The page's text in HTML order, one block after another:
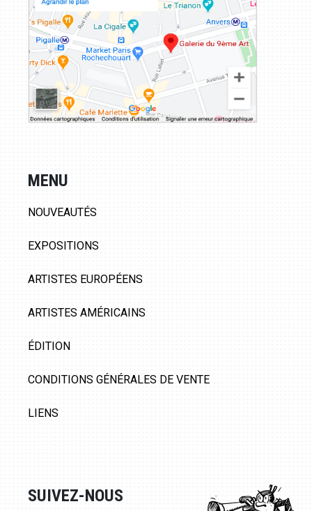
MENU
NOUVEAUTÉS
EXPOSITIONS
ARTISTES EUROPÉENS
ARTISTES AMÉRICAINS
ÉDITION
CONDITIONS GÉNÉRALES DE VENTE
LIENS
SUIVEZ-NOUS